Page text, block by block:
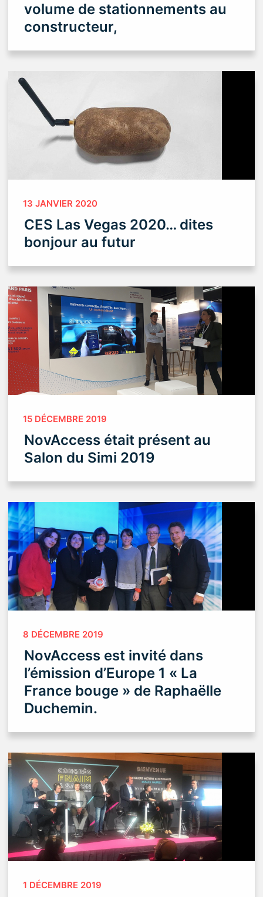
volume de stationnements au
constructeur,
13 JANVIER 2020
CES Las Vegas 2020… dites
bonjour au futur
15 DÉCEMBRE 2019
NovAccess était présent au
Salon du Simi 2019
8 DÉCEMBRE 2019
NovAccess est invité dans
l’émission d’Europe 1 « La
France bouge » de Raphaëlle
Duchemin.
1 DÉCEMBRE 2019